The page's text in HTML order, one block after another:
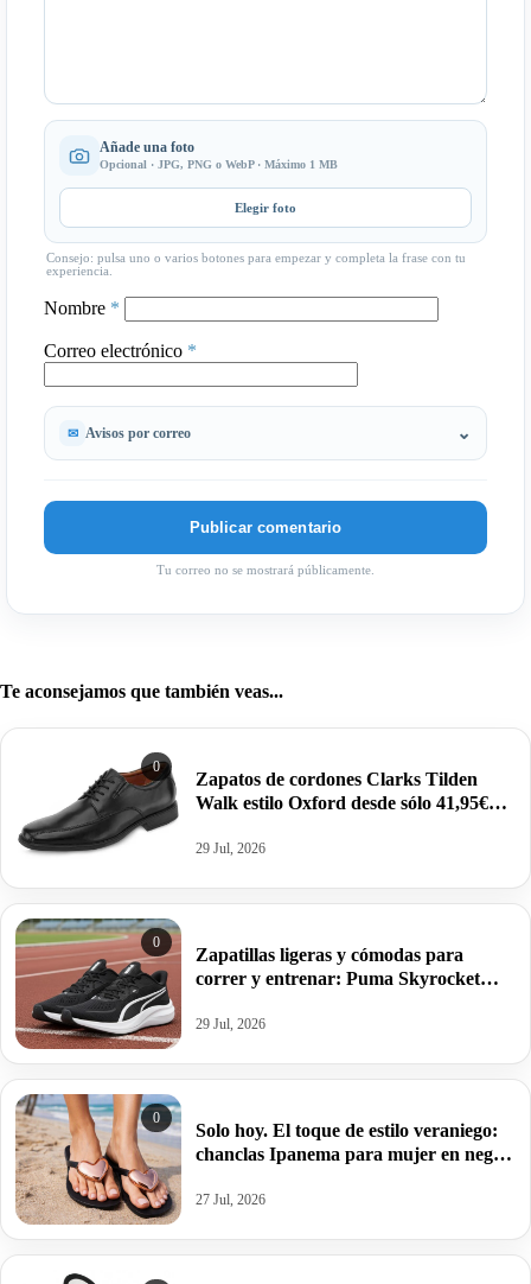
Añade una foto
Opcional · JPG, PNG o WebP · Máximo 1 MB
Elegir foto
Consejo: pulsa uno o varios botones para empezar y completa la frase con tu
experiencia.
Nombre *
Correo electrónico *
Avisos por correo
Tu correo no se mostrará públicamente.
Te aconsejamos que también veas...
0
Zapatos de cordones Clarks Tilden
Walk estilo Oxford desde sólo 41,95€
29 Jul, 2026
0
Zapatillas ligeras y cómodas para
correr y entrenar: Puma Skyrocket
29 Jul, 2026
0
Solo hoy. El toque de estilo veraniego:
chanclas Ipanema para mujer en negro
27 Jul, 2026